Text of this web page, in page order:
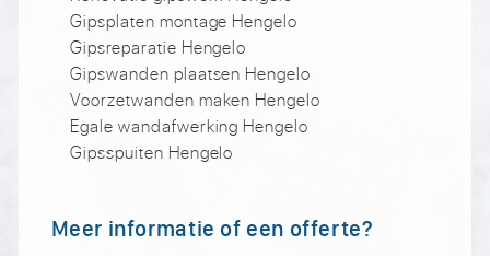
Gipsplaten montage Hengelo
Gipsreparatie Hengelo
Gipswanden plaatsen Hengelo
Voorzetwanden maken Hengelo
Egale wandafwerking Hengelo
Gipsspuiten Hengelo
Meer informatie of een offerte?